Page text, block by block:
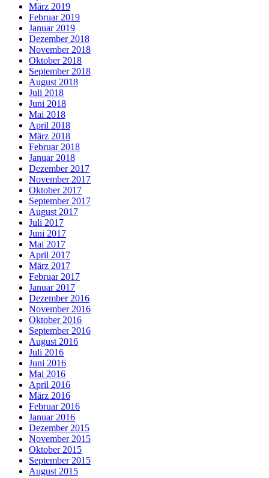
März 2019
Februar 2019
Januar 2019
Dezember 2018
November 2018
Oktober 2018
September 2018
August 2018
Juli 2018
Juni 2018
Mai 2018
April 2018
März 2018
Februar 2018
Januar 2018
Dezember 2017
November 2017
Oktober 2017
September 2017
August 2017
Juli 2017
Juni 2017
Mai 2017
April 2017
März 2017
Februar 2017
Januar 2017
Dezember 2016
November 2016
Oktober 2016
September 2016
August 2016
Juli 2016
Juni 2016
Mai 2016
April 2016
März 2016
Februar 2016
Januar 2016
Dezember 2015
November 2015
Oktober 2015
September 2015
August 2015